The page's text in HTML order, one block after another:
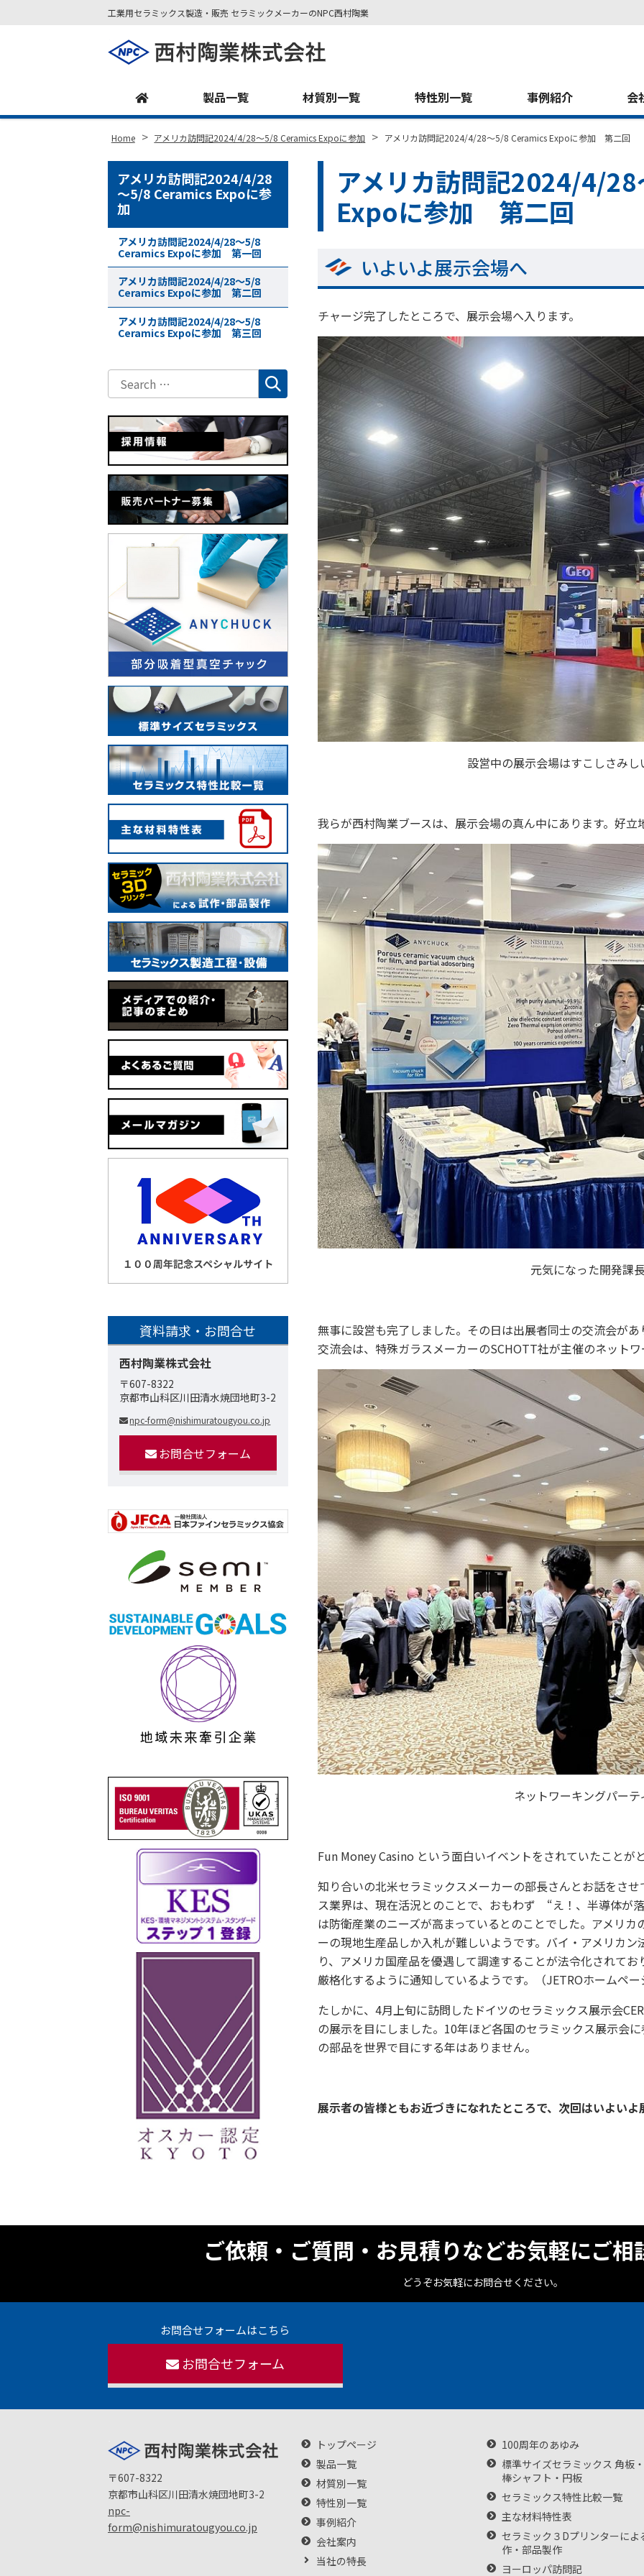
工業用セラミックス製造・販売 セラミックメーカーのNPC西村陶業
製品一覧 材質別一覧 特性別一覧 事例紹介 会
Home > アメリカ訪問記2024/4/28～5/8 Ceramics Expoに参加 > アメリカ訪問記2024/4/28～5/8 Ceramics Expoに参加 第二回
アメリカ訪問記2024/4/
Expoに参加 第二回
いよいよ展示会場へ
チャージ完了したところで、展示会場へ入ります。
設営中の展示会場はすこしさみ
我らが西村陶業ブースは、展示会場の真ん中にあります。好
元気になった開発課
無事に設営も完了しました。その日は出展者同士の交流会が
交流会は、特殊ガラスメーカーのSCHOTT社が主催のネット
ネットワーキングパーテ
Fun Money Casino という面白いイベントをされていたことが
知り合いの北米セラミックスメーカーの部長さんとお話をさ
ス業界は、現在活況とのことで、おもわず “え！、半導体が
は防衛産業のニーズが高まっているとのことでした。アメリ
ーの現地生産品しか入札が難しいようです。バイ・アメリカ
り、アメリカ国産品を優遇して調達することが法令化されて
厳格化するように通知しているようです。（JETROホームペ
たしかに、4月上旬に訪問したドイツのセラミックス展示会
の展示を目にしました。10年ほど各国のセラミックス展示会
の部品を世界で目にする年はありません。
展示者の皆様ともお近づきになれたところで、次回はいよいよ
アメリカ訪問記2024/4/28
～5/8 Ceramics Expoに参
加
アメリカ訪問記2024/4/28～5/8
Ceramics Expoに参加 第一回
アメリカ訪問記2024/4/28～5/8
Ceramics Expoに参加 第二回
アメリカ訪問記2024/4/28～5/8
Ceramics Expoに参加 第三回
資料請求・お問合せ
西村陶業株式会社
〒607-8322
京都市山科区川田清水焼団地町3-2
npc-form@nishimuratougyou.co.jp
お問合せフォーム
ご依頼・ご質問・お見積りなどお気軽にご相
どうぞお気軽にお問合せください。
お問合せフォームはこちら
お問合せフォーム
〒607-8322
京都市山科区川田清水焼団地町3-2
npc-
form@nishimuratougyou.co.jp
トップページ
製品一覧
材質別一覧
特性別一覧
事例紹介
会社案内
当社の特長
100周年のあゆみ
標準サイズセラミックス 角板
棒シャフト・円板
セラミックス特性比較一覧
主な材料特性表
セラミック３Dプリンターによ
作・部品製作
ヨーロッパ訪問記